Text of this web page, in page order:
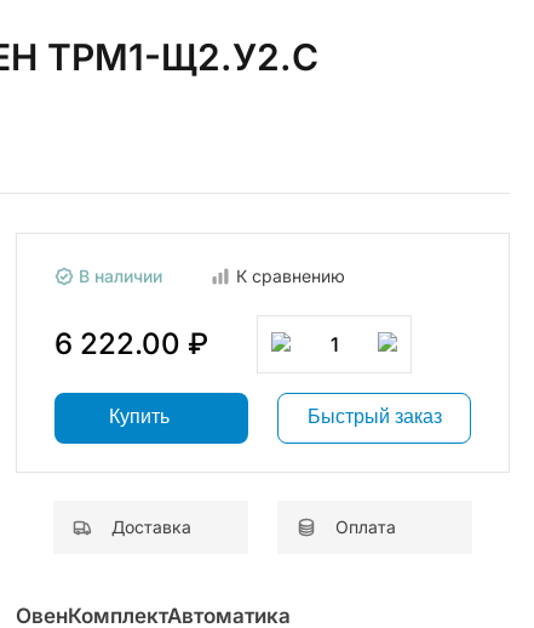
ТРМ1-Щ2.У2.С
В наличии К сравнению
6 222.00 ₽ 1
Купить Быстрый заказ
Доставка Оплата
ОвенКомплектАвтоматика